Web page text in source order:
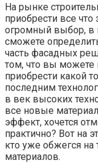
На рынке
приобрести все что
огромный выбор, в
сможете
часть фасадных
том, что вы можете
приобрести какой
последним
в век высоких
все новые
эффект, хочется
практично? Вот на
кто уже обжегся
материалов.